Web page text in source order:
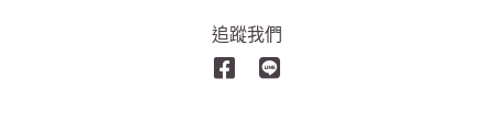
追蹤我們